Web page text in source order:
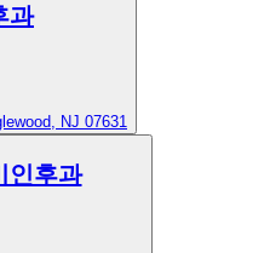
과
NJ 07631
인후과